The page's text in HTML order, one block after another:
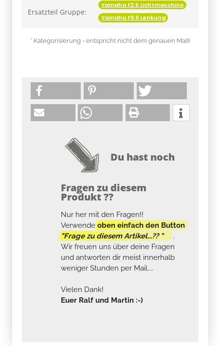
Ersatzteil Gruppe:
Yamaha F2.5 Lichtmaschine
Yamaha F9.9 Lenkung
* Kategorisierung - entspricht nicht dem genauen Maß!
Du hast noch
Fragen zu diesem
Produkt ??
Nur her mit den Fragen!!
Verwendeoben einfach den Button
"Frage zu diesem Artikel...?? "
.
Wir freuen uns über deine Fragen
und antworten dir meist innerhalb
weniger Stunden per Mail....
Vielen Dank!
Euer Ralf und Martin :-)